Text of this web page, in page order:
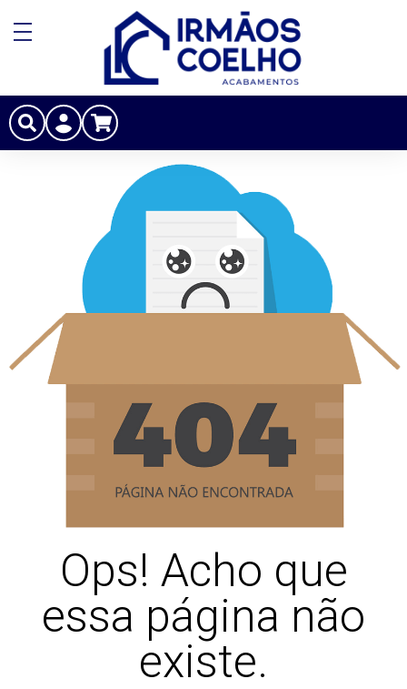
Ops! Acho que
essa página não
existe.